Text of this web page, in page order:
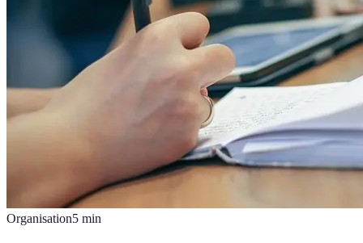
Organisation5 min